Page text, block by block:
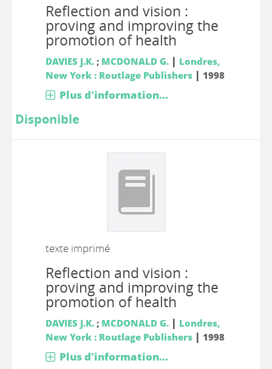
Reflection and vision :
proving and improving the
promotion of health
DAVIES J.K.; MCDONALD G. | Londres,
New York : Routlage Publishers| 1998
Plus d'information...
Disponible
texte imprimé
Reflection and vision :
proving and improving the
promotion of health
DAVIES J.K.; MCDONALD G. | Londres,
New York : Routlage Publishers| 1998
Plus d'information...